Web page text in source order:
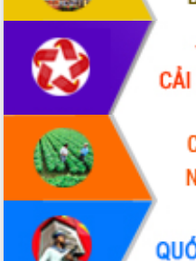
Đắk Lắk nâng cao hiệu quả công tác
Đảng từ Sổ tay đảng viên điện tử
Đắk Lắk đẩy mạnh nuôi biển công
nghệ, hướng tới phát triển thủy sản
bền vững
Tập huấn nâng cao năng lực triển khai
chuyển đổi số cho cán bộ, công chức
cấp xã
Đắk Lắk phát động hưởng ứng Ngày
Quyền của người tiêu dùng Việt Nam
Đẩy mạnh cải cách hành chính, quyết
tâm đạt được mục tiêu tăng trưởng